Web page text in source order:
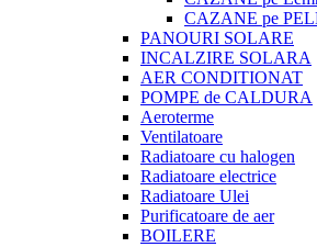
CAZANE pe
PANOURI SOLARE
INCALZIRE SOLARA
AER CONDITIONAT
POMPE de CALDURA
Aeroterme
Ventilatoare
Radiatoare cu halogen
Radiatoare electrice
Radiatoare Ulei
Purificatoare de aer
BOILERE